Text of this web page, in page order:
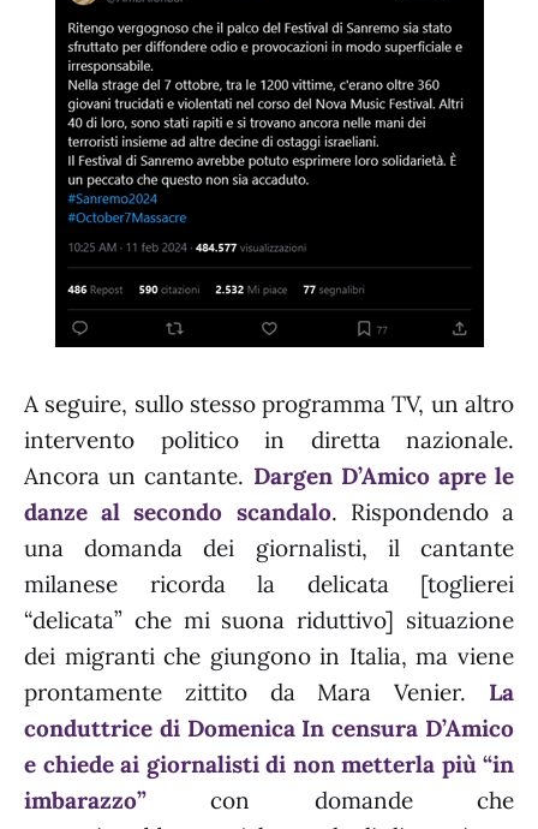
A seguire, sullo stesso programma TV, un altro
intervento politico in diretta nazionale.
Ancora un cantante. Dargen D’Amico apre le
danze al secondo scandalo. Rispondendo a
una domanda dei giornalisti, il cantante
milanese ricorda la delicata [toglierei
“delicata” che mi suona riduttivo] situazione
dei migranti che giungono in Italia, ma viene
prontamente zittito da Mara Venier. La
conduttrice di Domenica In censura D’Amico
e chiede ai giornalisti di non metterla più “in
imbarazzo” con domande che